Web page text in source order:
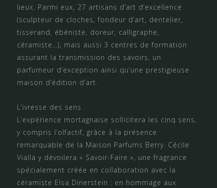
lieux. Parmi eux, 27 artisans d’art d’excellence
(sculpteur de cloches, fondeur d’art, dentelier,
tisserand, ébéniste, doreur, calligraphe,
céramiste…), mais aussi 3 centres de formation
assurant la transmission des savoirs, un
parfumeur d’exception ainsi qu’une prestigieuse
maison d’édition d’art.
L’ivresse des sens
L’expérience mortagnaise sollicitera les cinq sens,
y compris l’olfactif, grâce à la présence
remarquable de la Maison Parfums Berry. Cécile
Vialla y dévoilera « Savoir-Faire », une fragrance
spécialement créée en collaboration avec la
céramiste Elsa Dinerstein : en hommage aux